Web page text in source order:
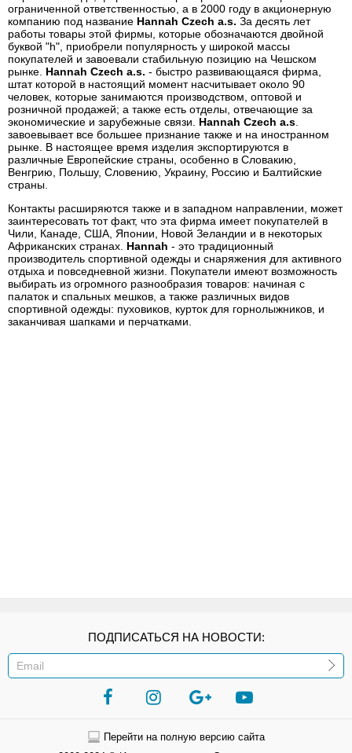
ограниченной ответственностью, а в 2000 году в акционерную
компанию под название Hannah Czech a.s. За десять лет
работы товары этой фирмы, которые обозначаются двойной
буквой "h", приобрели популярность у широкой массы
покупателей и завоевали стабильную позицию на Чешском
рынке. Hannah Czech a.s. - быстро развивающаяся фирма,
штат которой в настоящий момент насчитывает около 90
человек, которые занимаются производством, оптовой и
розничной продажей; а также есть отделы, отвечающие за
экономические и зарубежные связи. Hannah Czech a.s.
завоевывает все большее признание также и на иностранном
рынке. В настоящее время изделия экспортируются в
различные Европейские страны, особенно в Словакию,
Венгрию, Польшу, Словению, Украину, Россию и Балтийские
страны.
Контакты расширяются также и в западном направлении, может
заинтересовать тот факт, что эта фирма имеет покупателей в
Чили, Канаде, США, Японии, Новой Зеландии и в некоторых
Африканских странах. Hannah - это традиционный
производитель спортивной одежды и снаряжения для активного
отдыха и повседневной жизни. Покупатели имеют возможность
выбирать из огромного разнообразия товаров: начиная с
палаток и спальных мешков, а также различных видов
спортивной одежды: пуховиков, курток для горнолыжников, и
заканчивая шапками и перчатками.
ПОДПИСАТЬСЯ НА НОВОСТИ:
Перейти на полную версию сайта